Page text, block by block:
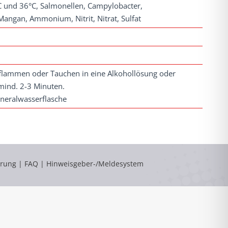
36°C, Salmonellen, Campylobacter,
Ammonium, Nitrit, Nitrat, Sulfat
oder Tauchen in eine Alkohollösung oder
2-3 Minuten.
| FAQ | Hinweisgeber-/Meldesystem